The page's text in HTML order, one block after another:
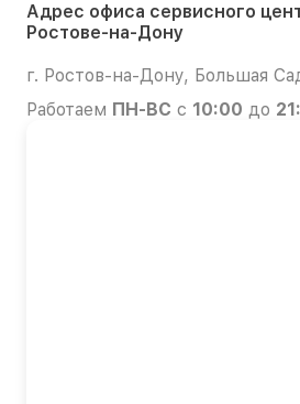
Адрес офиса сервисного
Ростове-на-Дону
г. Ростов-на-Дону, Большая
Работаем ПН-ВС с 10:00 до